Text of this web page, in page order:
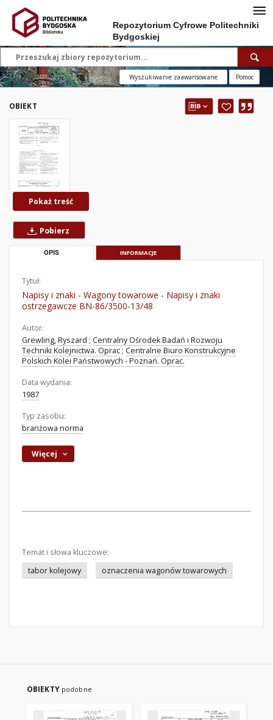
Repozytorium Cyfrowe Politechniki
Bydgoskiej
Wyszukiwanie zaawansowane Pomoc
OBIEKT
Pokaż treść
Pobierz
OPIS INFORMACJE
Tytuł:
Napisy i znaki - Wagony towarowe - Napisy i znaki
ostrzegawcze BN-86/3500-13/48
Autor:
Grewling, Ryszard ; Centralny Ośrodek Badań i Rozwoju
Techniki Kolejnictwa. Oprac ; Centralne Biuro Konstrukcyjne
Polskich Kolei Państwowych - Poznań. Oprac.
Data wydania:
1987
Typ zasobu:
branżowa norma
Więcej
Temat i słowa kluczowe:
tabor kolejowy
oznaczenia wagonów towarowych
OBIEKTY podobne